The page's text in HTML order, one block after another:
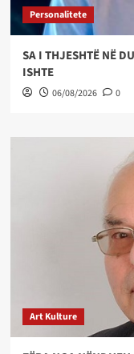
Personalitete
SA I THJESHTË NË
ISHTE
06/08/2026 0
Art Kulture